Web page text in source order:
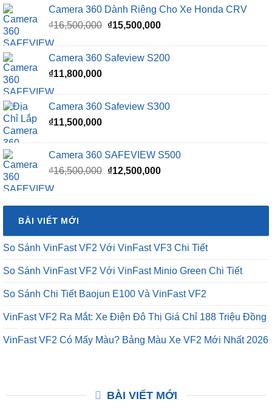
Camera 360 Dành Riêng Cho Xe Honda CRV
₫16,500,000 Giá
₫16,500,000.
₫15,500,000Giá
là:
Camera 360 Safeview S200
₫11,800,000
Camera 360 Safeview S300
₫11,500,000
Camera 360 SAFEVIEW S500
₫16,500,000 Giá
₫16,500,000.
₫12,500,000Giá
là:
BÀI VIẾT MỚI
So Sánh VinFast VF2 Với VinFast VF3 Chi Tiết
So Sánh VinFast VF2 Với VinFast Minio Green Chi Tiết
So Sánh Chi Tiết Baojun E100 Và VinFast VF2
VinFast VF2 Ra Mắt: Xe Điện Đô Thị Giá Chỉ 188 Triệu Đồng
VinFast VF2 Có Mấy Màu? Bảng Màu Xe VF2 Mới Nhất 2026
BÀI VIẾT MỚI